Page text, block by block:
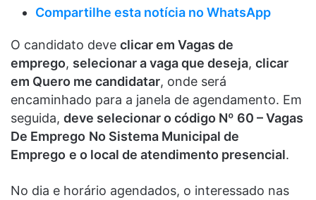
Compartilhe esta notícia no WhatsApp
O candidato deve clicar em Vagas de
emprego, selecionar a vaga que deseja, clicar
em Quero me candidatar, onde será
encaminhado para a janela de agendamento. Em
seguida, deve selecionar o código Nº 60 – Vagas
De Emprego No Sistema Municipal de
Emprego e o local de atendimento presencial.
No dia e horário agendados, o interessado nas